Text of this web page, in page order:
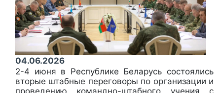
04.06.2026
2-4 июня в Республике Беларусь состоялись
вторые штабные переговоры по организации и
проведению командно-штабного учения с